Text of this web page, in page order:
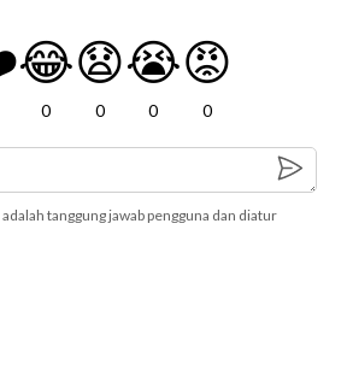
😂
0
😧
0
😭
0
😡
0
tanggung jawab pengguna dan diatur